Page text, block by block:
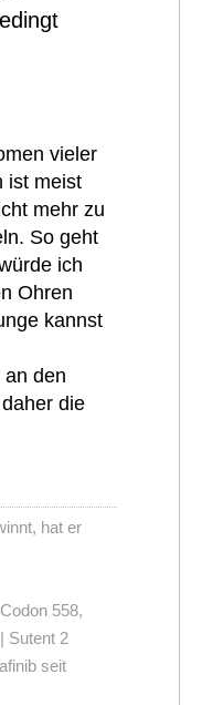
vieler
ist meist
mehr zu
So geht
ich
Ohren
kannst
den
die
hat er
558,
Sutent 2
seit